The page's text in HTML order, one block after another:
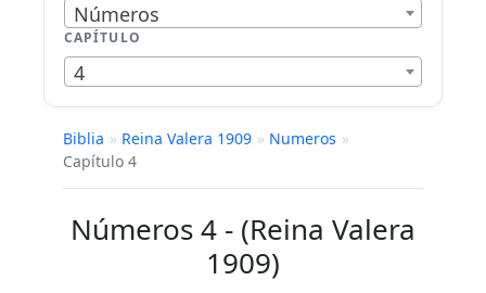
Números
CAPÍTULO
4
Biblia » Reina Valera 1909 » Numeros »
Capítulo 4
Números 4 - (Reina Valera
1909)